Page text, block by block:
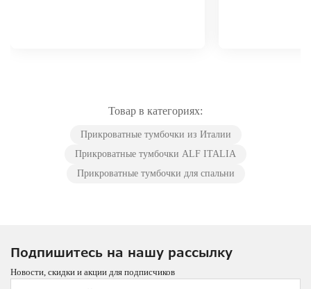
Товар в категориях:
Прикроватные тумбочки из Италии
Прикроватные тумбочки ALF ITALIA
Прикроватные тумбочки для спальни
Подпишитесь на нашу рассылку
Новости, скидки и акции для подписчиков